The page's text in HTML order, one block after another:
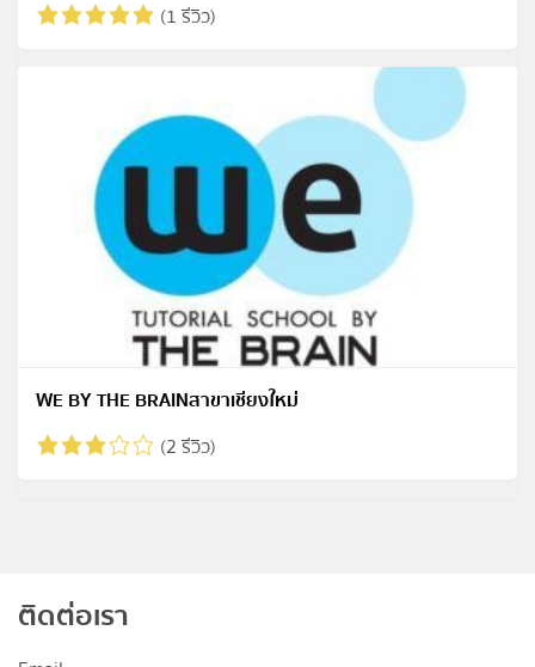
(1 รีวิว)
WE BY THE BRAINสาขาเชียงใหม่
(2 รีวิว)
ติดต่อเรา